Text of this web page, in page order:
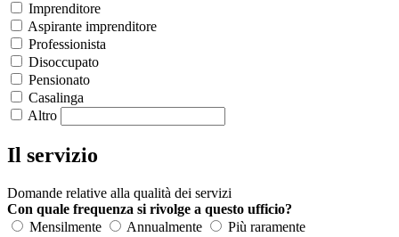
Imprenditore
Aspirante imprenditore
Professionista
Disoccupato
Pensionato
Casalinga
Altro
Il servizio
Domande relative alla qualità dei servizi
Con quale frequenza si rivolge a questo ufficio?
Mensilmente
Annualmente
Più raramente